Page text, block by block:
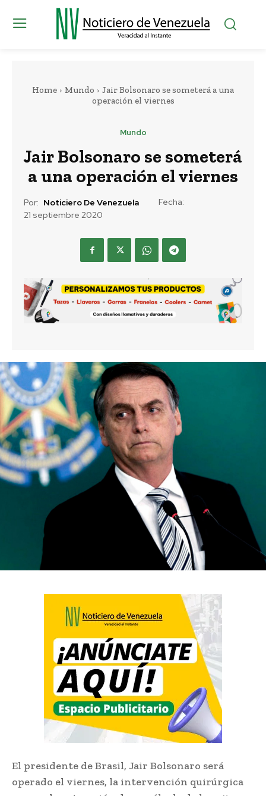
Home Mundo
Jair Bolsonaro se someterá a una
operación el viernes
Mundo
Jair Bolsonaro se someterá
a una operación el viernes
Por: Noticiero De Venezuela
Fecha:
21 septiembre 2020
El presidente de Brasil, Jair Bolsonaro será
operado el viernes, la intervención quirúrgica